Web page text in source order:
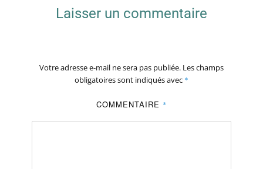
Laisser un commentaire
Votre adresse e-mail ne sera pas publiée. Les champs
obligatoires sont indiqués avec *
COMMENTAIRE *